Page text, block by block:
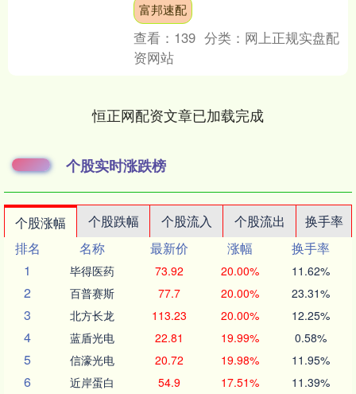
2.9338%）富邦....
富邦速配
查看： 139 分类： 网上正规实盘配
资网站
恒正网配资文章已加载完成
个股实时涨跌榜
个股涨幅 个股跌幅 个股流入 个股流出
换手率
排名
名称 最新价 涨幅
换手率
1
毕得医药 73.92 20.00% 11.62%
2 百普赛斯 77.7 20.00% 23.31%
3 北方长龙 113.23 20.00% 12.25%
4 蓝盾光电 22.81 19.99% 0.58%
5 信濠光电 20.72 19.98% 11.95%
6 近岸蛋白 54.9 17.51% 11.39%